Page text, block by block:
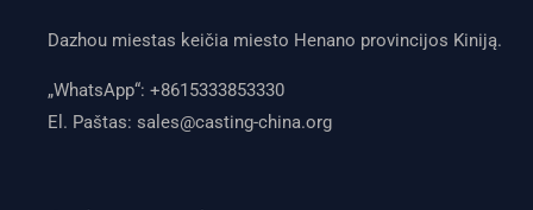
Dazhou miestas keičia miesto Henano provincijos Kiniją.
„WhatsApp“:+8615333853330
El. Paštas:sales@casting-china.org